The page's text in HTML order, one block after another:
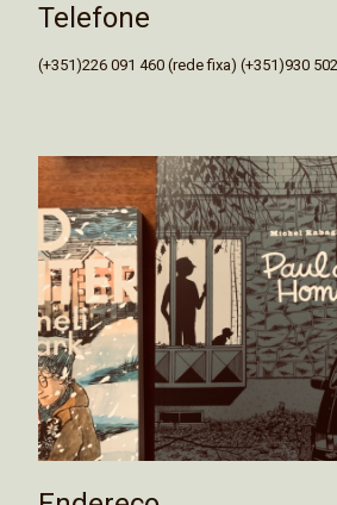
Telefone
(+351)226 091 460 (rede fixa) (+351)930